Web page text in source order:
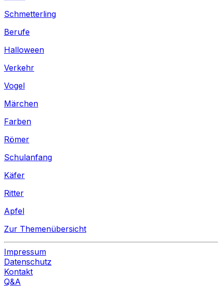
Schmetterling
Berufe
Halloween
Verkehr
Vogel
Märchen
Farben
Römer
Schulanfang
Käfer
Ritter
Apfel
Zur Themenübersicht
Impressum
Datenschutz
Kontakt
Q&A